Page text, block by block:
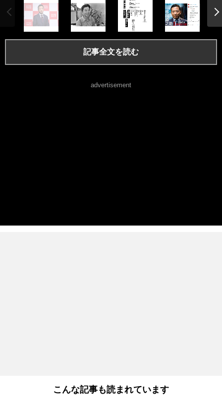
記事全文を読む
advertisement
こんな記事も読まれています